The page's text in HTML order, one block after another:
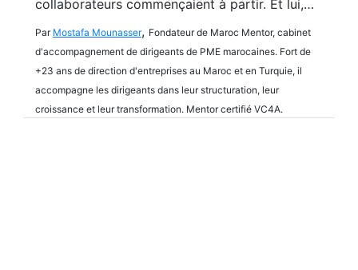
collaborateurs commençaient à partir. Et lui,…
Par Mostafa Mounasser, Fondateur de Maroc Mentor, cabinet
d'accompagnement de dirigeants de PME marocaines. Fort de
+23 ans de direction d'entreprises au Maroc et en Turquie, il
accompagne les dirigeants dans leur structuration, leur
croissance et leur transformation. Mentor certifié VC4A.